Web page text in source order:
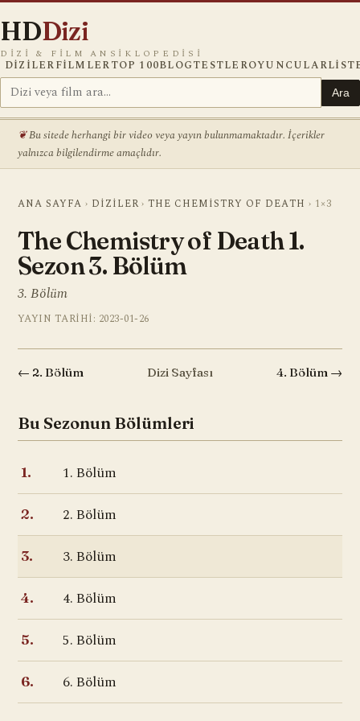
HDDizi
DIZI & FILM ANSIKLOPEDISI
DIZILERFILMLERTOP 100BLOGTESTLEROYUNCULAR
Ara
Bu sitede herhangi bir video veya yayın bulunmamaktadır. İçerikler
yalnızca bilgilendirme amaçlıdır.
ANA SAYFA › DIZILER › THE CHEMISTRY OF DEATH › 1×3
The Chemistry of Death 1.
Sezon 3. Bölüm
3. Bölüm
YAYIN TARIHI: 2023-01-26
← 2. Bölüm Dizi Sayfası 4. Bölüm →
Bu Sezonun Bölümleri
1. 1. Bölüm
2. 2. Bölüm
3. 3. Bölüm
4. 4. Bölüm
5. 5. Bölüm
6. 6. Bölüm